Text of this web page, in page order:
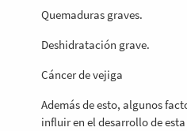
Quemaduras graves.
Deshidratación grave.
Cáncer de vejiga
Además de esto, algunos
influir en el desarrollo de